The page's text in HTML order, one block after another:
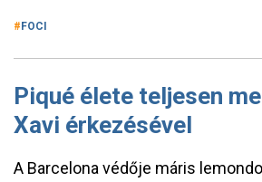
FOCI
Piqué élete teljesen
Xavi érkezésével
A Barcelona védője máris